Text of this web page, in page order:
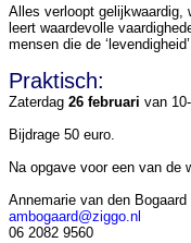
Alles verloopt gelijkwaardig,
leert waardevolle
mensen die de
Praktisch:
Zaterdag 26 februari van
Bijdrage 50 euro.
Na opgave voor een van
Annemarie van den Bogaard
ambogaard@ziggo.nl
06 2082 9560